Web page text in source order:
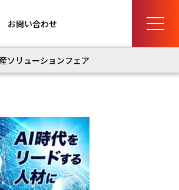
お問い合わせ
ソリューションフェア